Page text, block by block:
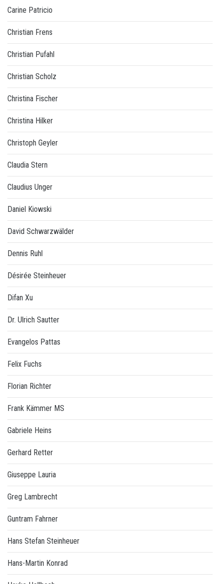
Carine Patricio
Christian Frens
Christian Pufahl
Christian Scholz
Christina Fischer
Christina Hilker
Christoph Geyler
Claudia Stern
Claudius Unger
Daniel Kiowski
David Schwarzwälder
Dennis Ruhl
Désirée Steinheuer
Difan Xu
Dr. Ulrich Sautter
Evangelos Pattas
Felix Fuchs
Florian Richter
Frank Kämmer MS
Gabriele Heins
Gerhard Retter
Giuseppe Lauria
Greg Lambrecht
Guntram Fahrner
Hans Stefan Steinheuer
Hans-Martin Konrad